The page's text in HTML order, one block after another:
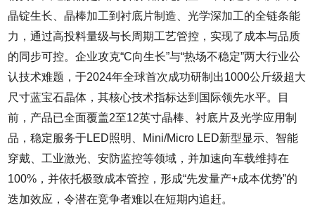
晶锭生长、晶棒加工到衬底片制造、光学深加工的全链条能
力，通过高投料量级与长周期工艺管控，实现了成本与品质
的同步可控。企业攻克“C向生长”与“热场不稳定”两大行业公
认技术难题，于2024年全球首次成功研制出1000公斤级超大
尺寸蓝宝石晶体，其核心技术指标达到国际领先水平。目
前，产品已全面覆盖2至12英寸晶棒、衬底片及光学应用制
品，稳定服务于LED照明、Mini/Micro LED新型显示、智能
穿戴、工业激光、安防监控等领域，并加速向车载维持在
100%，并依托极致成本管控，形成“先发量产+成本优势”的
迭加效应，令潜在竞争者难以在短期内追赶。